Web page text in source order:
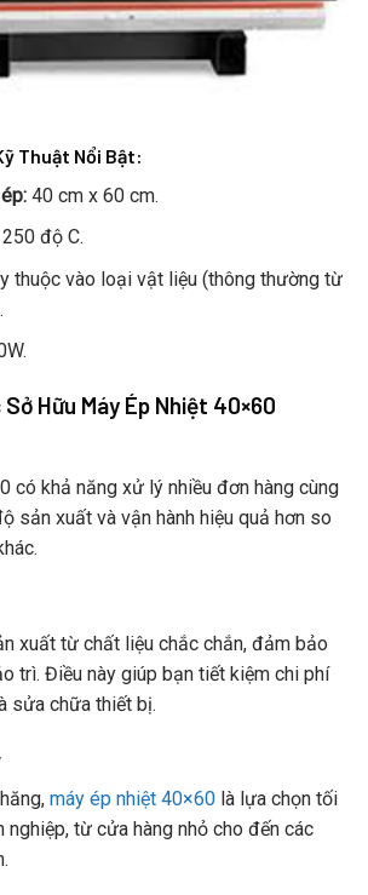
Thuật Nổi Bật:
40 cm x 60 cm.
độ C.
thuộc vào loại vật liệu (thông thường từ
Hữu Máy Ép Nhiệt 40×60
có khả năng xử lý nhiều đơn hàng cùng
sản xuất và vận hành hiệu quả hơn so
xuất từ chất liệu chắc chắn, đảm bảo
trì. Điều này giúp bạn tiết kiệm chi phí
sửa chữa thiết bị.
máy ép nhiệt 40×60 là lựa chọn tối
nghiệp, từ cửa hàng nhỏ cho đến các